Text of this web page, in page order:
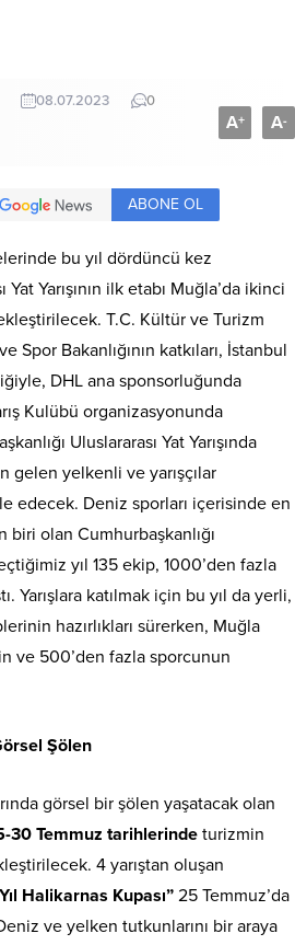
08.07.2023 0
A+ A-
ABONE OL
bu yıl dördüncü kez
Yarışının ilk etabı Muğla’da ikinci
T.C. Kültür ve Turizm
Spor Bakanlığının katkıları, İstanbul
DHL ana sponsorluğunda
Kulübü organizasyonunda
Uluslararası Yat Yarışında
gelen yelkenli ve yarışçılar
edecek. Deniz sporları içerisinde en
biri olan Cumhurbaşkanlığı
yıl 135 ekip, 1000’den fazla
Yarışlara katılmak için bu yıl da yerli,
hazırlıkları sürerken, Muğla
ve 500’den fazla sporcunun
Şölen
görsel bir şölen yaşatacak olan
30 Temmuz tarihlerinde turizmin
4 yarıştan oluşan
Halikarnas Kupası” 25 Temmuz’da
ve yelken tutkunlarını bir araya